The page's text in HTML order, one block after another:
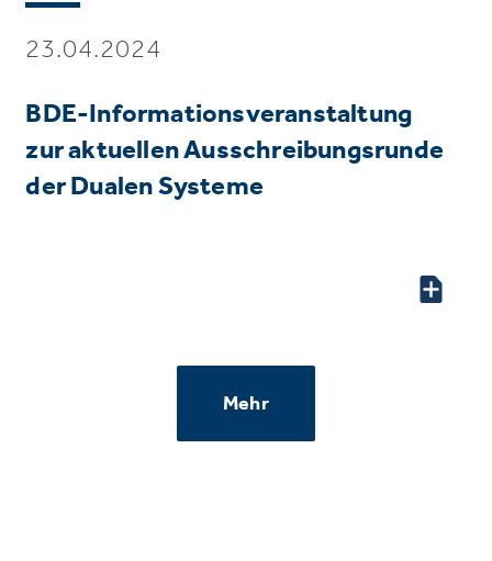
23.04.2024
BDE-Informationsveranstaltung
zur aktuellen Ausschreibungsrunde
der Dualen Systeme
Mehr